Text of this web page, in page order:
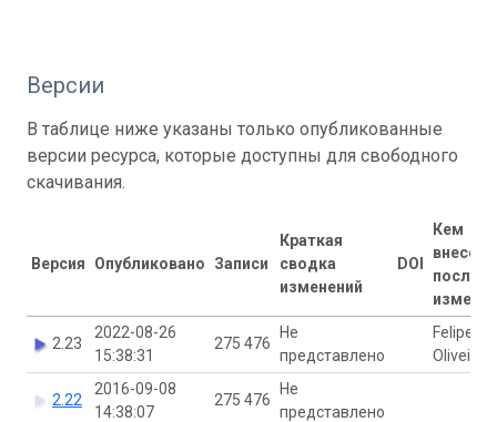
Версии
В таблице ниже указаны только опубликованные
версии ресурса, которые доступны для свободного
скачивания.
Версия Опубликовано Записи
Краткая
сводка
изменений
DOI
Кем
2.23
2022-08-26
15:38:31
275 476
Не
представлено
Felipe
Oliveira
2.22
2016-09-08
14:38:07
275 476
Не
представлено